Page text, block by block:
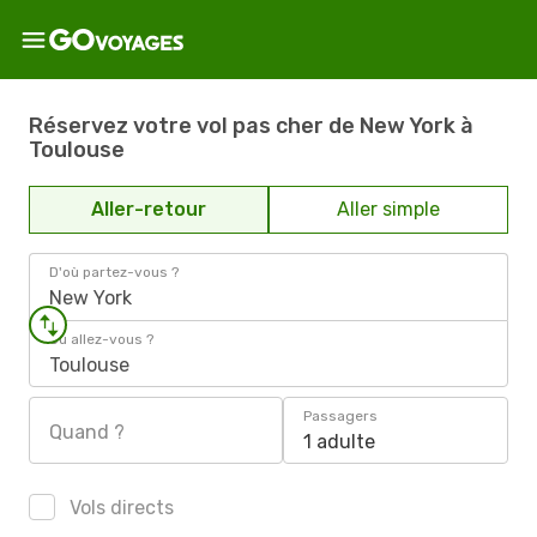
Réservez votre vol pas cher de New York à
Toulouse
Aller-retour Aller simple
D'où partez-vous ?
New York
Où allez-vous ?
Toulouse
Quand ?
Passagers
1 adulte
Vols directs